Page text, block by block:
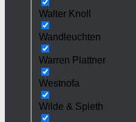
Walter Knoll
Wandleuchten
Warren Plattner
Westnofa
Wilde & Spieth